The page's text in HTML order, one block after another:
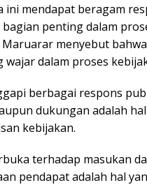
ini mendapat beragam
bagian penting dalam
menyebut
wajar dalam proses
berbagai respons
dukungan adalah
kebijakan.
terhadap masukan
pendapat adalah hal